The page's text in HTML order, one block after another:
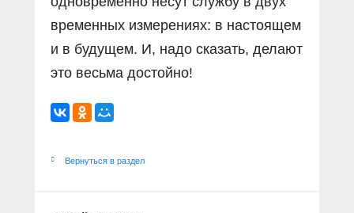
временных измерениях: в настоящем
и в будущем. И, надо сказать, делают
это весьма достойно!
Вернуться в раздел